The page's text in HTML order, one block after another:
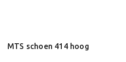
MTS schoen 414 hoog